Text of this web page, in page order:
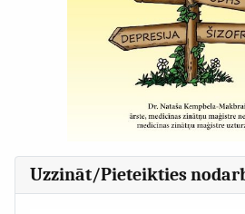
Uzzināt/Pieteikties